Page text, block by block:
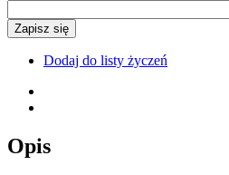
Zapisz się
Dodaj do listy życzeń
Opis